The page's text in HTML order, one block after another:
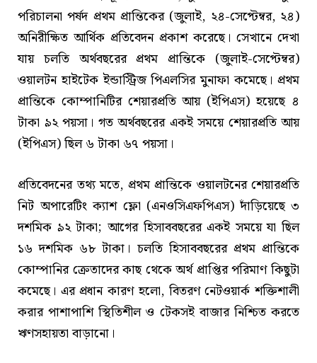
পরিচালনা পর্ষদ প্রথম প্রান্তিকের (জুলাই, ২৪-সেপ্টেম্বর, ২৪)
অনিরীক্ষিত আর্থিক প্রতিবেদন প্রকাশ করেছে। সেখানে দেখা
যায় চলতি অর্থবছরের প্রথম প্রান্তিকে (জুলাই-সেপ্টেম্বর)
ওয়ালটন হাইটেক ইন্ডাস্ট্রিজ পিএলসির মুনাফা কমেছে। প্রথম
প্রান্তিকে কোম্পানিটির শেয়ারপ্রতি আয় (ইপিএস) হয়েছে ৪
টাকা ৯২ পয়সা। গত অর্থবছরের একই সময়ে শেয়ারপ্রতি আয়
(ইপিএস) ছিল ৬ টাকা ৬৭ পয়সা।
প্রতিবেদনের তথ্য মতে, প্রথম প্রান্তিকে ওয়ালটনের শেয়ারপ্রতি
নিট অপারেটিং ক্যাশ ফ্লো (এনওসিএফপিএস) দাঁড়িয়েছে ৩
দশমিক ৯২ টাকা; আগের হিসাববছরের একই সময়ে যা ছিল
১৬ দশমিক ৬৮ টাকা। চলতি হিসাববছরের প্রথম প্রান্তিকে
কোম্পানির ক্রেতাদের কাছ থেকে অর্থ প্রাপ্তির পরিমাণ কিছুটা
কমেছে। এর প্রধান কারণ হলো, বিতরণ নেটওয়ার্ক শক্তিশালী
করার পাশাপাশি স্থিতিশীল ও টেকসই বাজার নিশ্চিত করতে
ঋণসহায়তা বাড়ানো।